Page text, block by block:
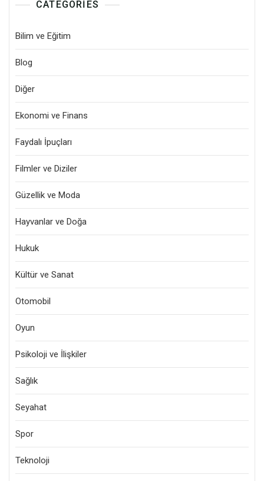
CATEGORIES
Bilim ve Eğitim
Blog
Diğer
Ekonomi ve Finans
Faydalı İpuçları
Filmler ve Diziler
Güzellik ve Moda
Hayvanlar ve Doğa
Hukuk
Kültür ve Sanat
Otomobil
Oyun
Psikoloji ve İlişkiler
Sağlık
Seyahat
Spor
Teknoloji